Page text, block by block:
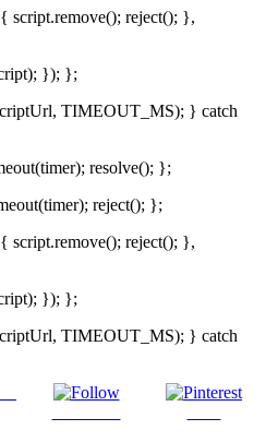
script.remove(); reject(); },
}); };
TIMEOUT_MS); } catch
resolve(); };
reject(); };
script.remove(); reject(); },
}); };
TIMEOUT_MS); } catch